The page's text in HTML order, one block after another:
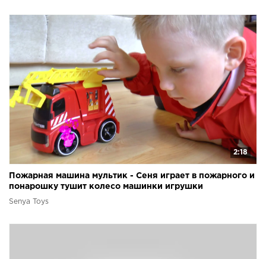
2:18
Пожарная машина мультик - Сеня играет в пожарного и
понарошку тушит колесо машинки игрушки
Senya Toys